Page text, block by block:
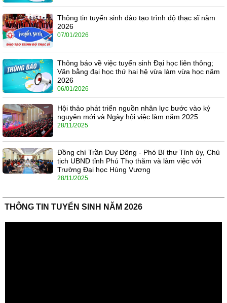
Thông tin tuyển sinh đào tạo trình độ thạc sĩ năm
2026
07/01/2026
Thông báo về việc tuyển sinh Đại học liên thông;
Văn bằng đại học thứ hai hệ vừa làm vừa học năm
2026
06/01/2026
Hội thảo phát triển nguồn nhân lực bước vào kỷ
nguyên mới và Ngày hội việc làm năm 2025
28/11/2025
Đồng chí Trần Duy Đông - Phó Bí thư Tỉnh ủy, Chủ
tịch UBND tỉnh Phú Thọ thăm và làm việc với
Trường Đại học Hùng Vương
28/11/2025
THÔNG TIN TUYỂN SINH NĂM 2026